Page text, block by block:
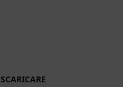
SCARICARE